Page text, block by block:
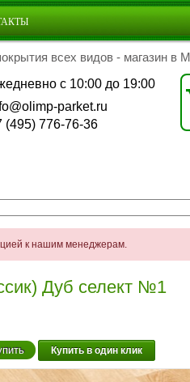
всех видов - магазин в
с 10:00 до 19:00
parket.ru
(495) 776-76-36
к нашим менеджерам.
Дуб селект №1
Купить в один клик